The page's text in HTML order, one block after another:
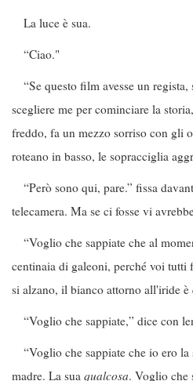
La luce è sua.
“Ciao."
“Se questo film avesse un
scegliere me per cominciare la
freddo, fa un mezzo sorriso con gli
roteano in basso, le sopracciglia
“Però sono qui, pare.” fissa
telecamera. Ma se ci fosse vi
“Voglio che sappiate che al
centinaia di galeoni, perché voi tutti
si alzano, il bianco attorno all'iride è
“Voglio che sappiate,” dice con
“Voglio che sappiate che io ero
madre. La sua qualcosa. Voglio che